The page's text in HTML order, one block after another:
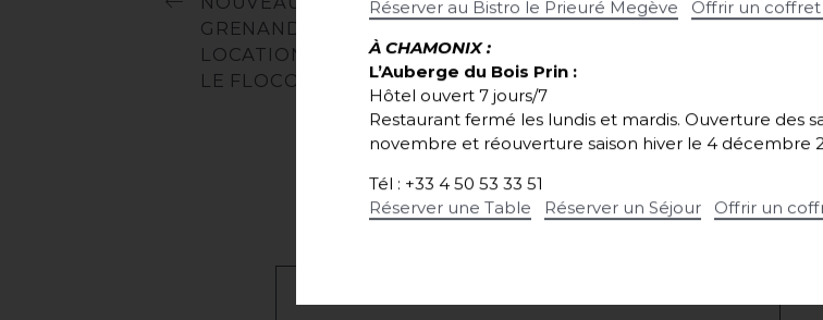
GRENAND, NOUVELLE
LOCATION DE VACANCES BY
LE FLOCONS DE SEL
Réserver au Bistro le Prieuré Megève
Offrir un
À CHAMONIX :
L’Auberge du Bois Prin :
Hôtel ouvert 7 jours/7
Restaurant fermé les lundis et mardis. Ouverture des
novembre et réouverture saison hiver le 4 décembre
Tél : +33 4 50 53 33 51
Réserver une Table
Réserver un Séjour Offrir un